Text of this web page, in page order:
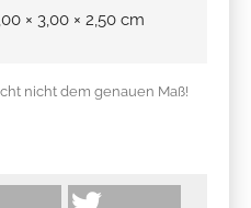
× 3,00 × 2,50 cm
nicht dem genauen Maß!